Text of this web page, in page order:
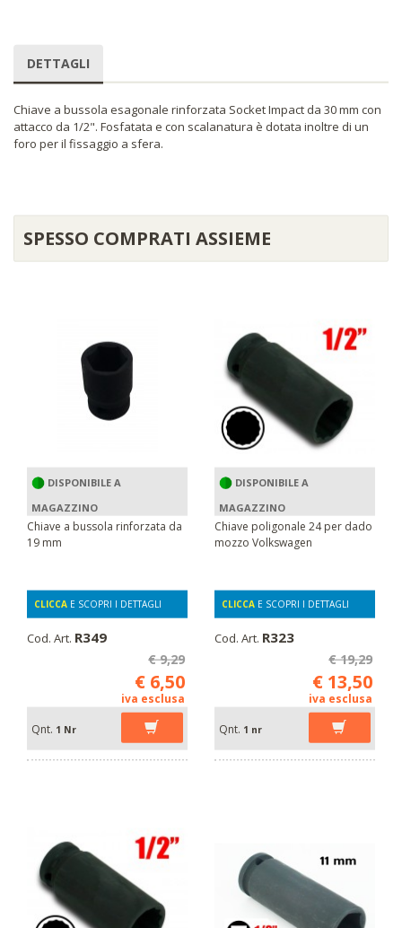
DETTAGLI
Chiave a bussola esagonale rinforzata Socket Impact da 30 mm con
attacco da 1/2". Fosfatata e con scalanatura è dotata inoltre di un
foro per il fissaggio a sfera.
SPESSO COMPRATI ASSIEME
DISPONIBILE A
MAGAZZINO
Chiave a bussola rinforzata da
19 mm
CLICCA E SCOPRI I DETTAGLI
Cod. Art. R349
€ 9,29
€ 6,50
iva esclusa
Qnt. 1 Nr
DISPONIBILE A
MAGAZZINO
Chiave poligonale 24 per dado
mozzo Volkswagen
CLICCA E SCOPRI I DETTAGLI
Cod. Art. R323
€ 19,29
€ 13,50
iva esclusa
Qnt. 1 nr